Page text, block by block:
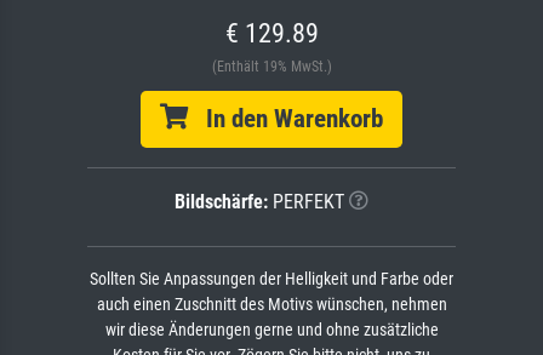
€ 129.89
(Enthält 19% MwSt.)
In den Warenkorb
Bildschärfe: PERFEKT
Sollten Sie Anpassungen der Helligkeit und Farbe oder
auch einen Zuschnitt des Motivs wünschen, nehmen
wir diese Änderungen gerne und ohne zusätzliche